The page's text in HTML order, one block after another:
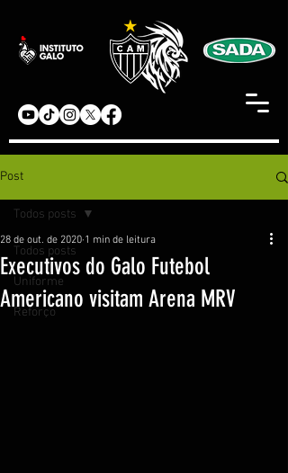
Post
Todos posts
Uniforme
Reforço
Todos posts
Executivos do Galo Futebol
Americano visitam Arena MRV
28 de out. de 2020 1 min de leitura